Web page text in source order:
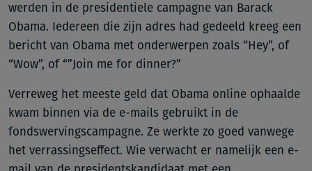
werden in de presidentiele campagne van Barack
Obama. Iedereen die zijn adres had gedeeld kreeg een
bericht van Obama met onderwerpen zoals “Hey”, of
“Wow”, of “”Join me for dinner?”
Verreweg het meeste geld dat Obama online ophaalde
kwam binnen via de e-mails gebruikt in de
fondswervingscampagne. Ze werkte zo goed vanwege
het verrassingseffect. Wie verwacht er namelijk een e-